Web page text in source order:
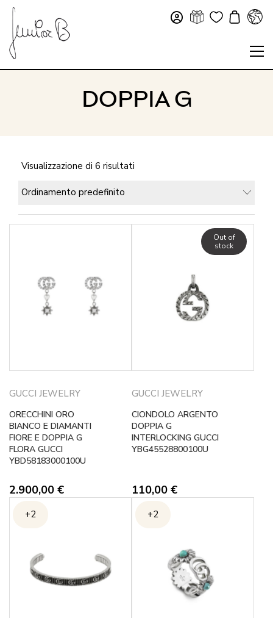
DOPPIA G
Visualizzazione di 6 risultati
Ordinamento predefinito
GUCCI JEWELRY
ORECCHINI ORO
BIANCO E DIAMANTI
FIORE E DOPPIA G
FLORA GUCCI
YBD58183000100U
2.900,00 €
GUCCI JEWELRY
Out of
stock
CIONDOLO ARGENTO
DOPPIA G
INTERLOCKING GUCCI
YBG45528800100U
110,00 €
+2 +2